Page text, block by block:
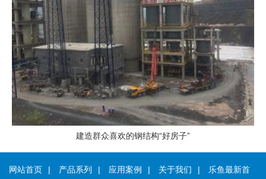
建造群众喜欢的钢结构“好房子”
网站首页 | 产品系列 | 应用案例 | 关于我们 | 乐鱼最新首